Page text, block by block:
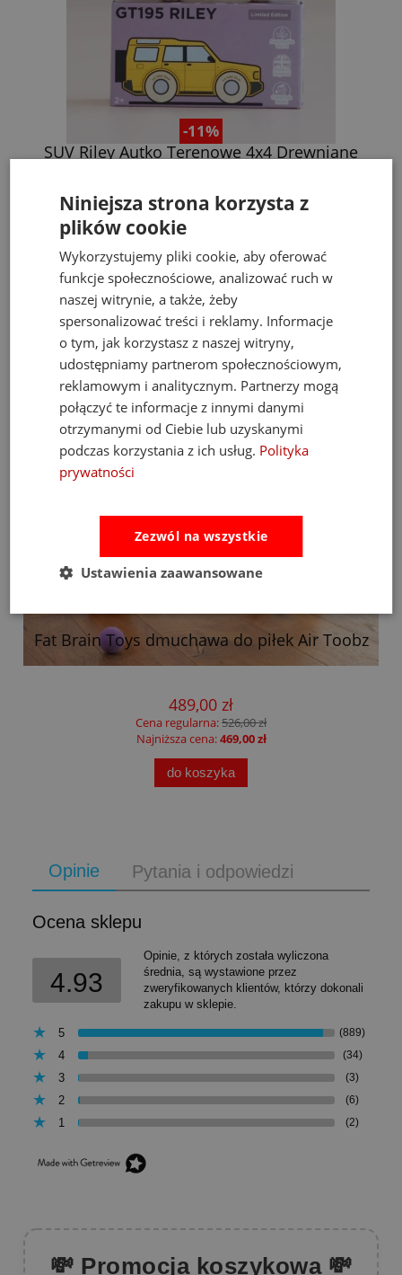
-11%
SUV Riley Autko Terenowe 4x4 Drewniane
do koszyka
Bestsellery
Fat Brain Toys dmuchawa do piłek Air Toobz
489,00 zł
Cena regularna:526,00 zł
Najniższa cena:469,00 zł
do koszyka
Opinie Pytania i odpowiedzi
Ocena sklepu
4.93
Opinie, z których została wyliczona
średnia, są wystawione przez
zweryfikowanych klientów, którzy dokonali
zakupu w sklepie.
5 (889)
4 (34)
3 (3)
2 (6)
1 (2)
💸 Promocja koszykowa 💸
Niniejsza strona korzysta z
plików cookie
Wykorzystujemy pliki cookie, aby oferować
funkcje społecznościowe, analizować ruch w
naszej witrynie, a także, żeby
spersonalizować treści i reklamy. Informacje
o tym, jak korzystasz z naszej witryny,
udostępniamy partnerom społecznościowym,
reklamowym i analitycznym. Partnerzy mogą
połączyć te informacje z innymi danymi
otrzymanymi od Ciebie lub uzyskanymi
podczas korzystania z ich usług. Polityka
prywatności
Zezwól na wszystkie
Ustawienia zaawansowane